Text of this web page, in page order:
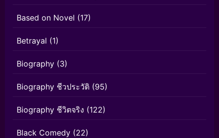
Based on Novel (17)
Betrayal (1)
Biography (3)
Biography ชีวประวัติ (95)
Biography ชีวิตจริง (122)
Black Comedy (22)